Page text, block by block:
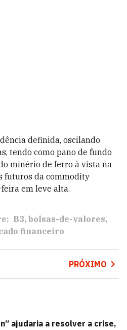
definida, oscilando
tendo como pano de fundo
minério de ferro à vista na
futuros da commodity
em leve alta.
B3 bolsas-de-valores
financeiro
PRÓXIMO
ajudaria a resolver a crise,